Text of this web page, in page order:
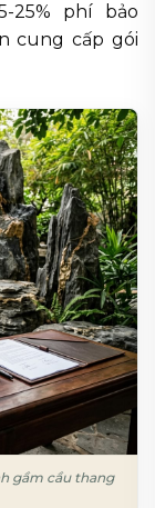
25% phí bảo
cung cấp gói
gầm cầu thang